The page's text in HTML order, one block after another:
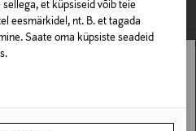
et küpsiseid võib teie
eesmärkidel, nt. B. et tagada
Saate oma küpsiste seadeid
saadaval.